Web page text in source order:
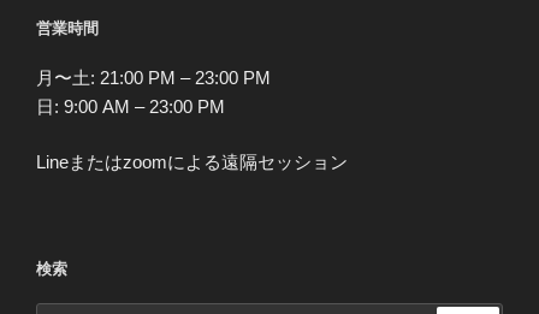
営業時間
月〜土: 21:00 PM – 23:00 PM
日: 9:00 AM – 23:00 PM
Lineまたはzoomによる遠隔セッション
検索